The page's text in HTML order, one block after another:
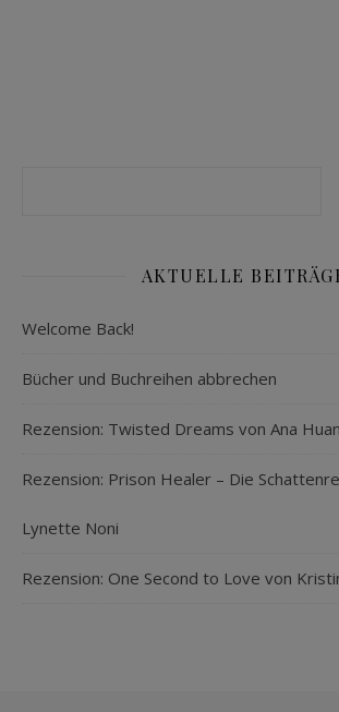
AKTUELLE
Welcome Back!
Bücher und Buchreihen abbrechen
Rezension: Twisted Dreams von Ana
Rezension: Prison Healer – Die
Lynette Noni
Rezension: One Second to Love von